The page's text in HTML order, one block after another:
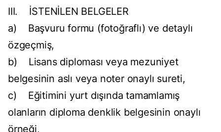
III. İSTENİLEN BELGELER
a) Başvuru formu (fotoğraflı) ve detaylı
özgeçmiş,
b) Lisans diploması veya mezuniyet
belgesinin aslı veya noter onaylı sureti,
c) Eğitimini yurt dışında tamamlamış
olanların diploma denklik belgesinin onaylı
örneği,